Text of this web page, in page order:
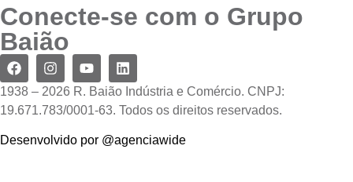
Conecte-se com o Grupo
Baião
1938 – 2026 R. Baião Indústria e Comércio. CNPJ:
19.671.783/0001-63. Todos os direitos reservados.
Desenvolvido por @agenciawide